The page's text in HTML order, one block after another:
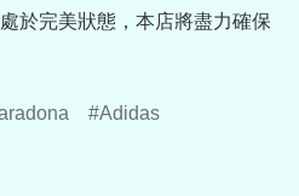
於完美狀態，本店將盡力確保
Adidas